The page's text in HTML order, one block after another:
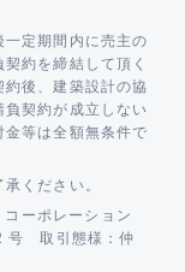
定期間内に売主の
約を締結して頂く
後、建築設計の協
契約が成立しない
等は全額無条件で
ください。
ーポレーション
号 取引態様：仲